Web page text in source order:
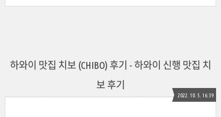
하와이 맛집 치보 (CHIBO) 후기 - 하와이 신행 맛집 치
보 후기
2022. 10. 5. 16:39